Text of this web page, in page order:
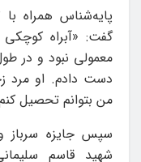
گفت: «آبراه
معمولی نبود و در
دست دادم. او مرد
من‌ بتوانم تحصیل
سپس جایزه سرباز
شهید قاسم